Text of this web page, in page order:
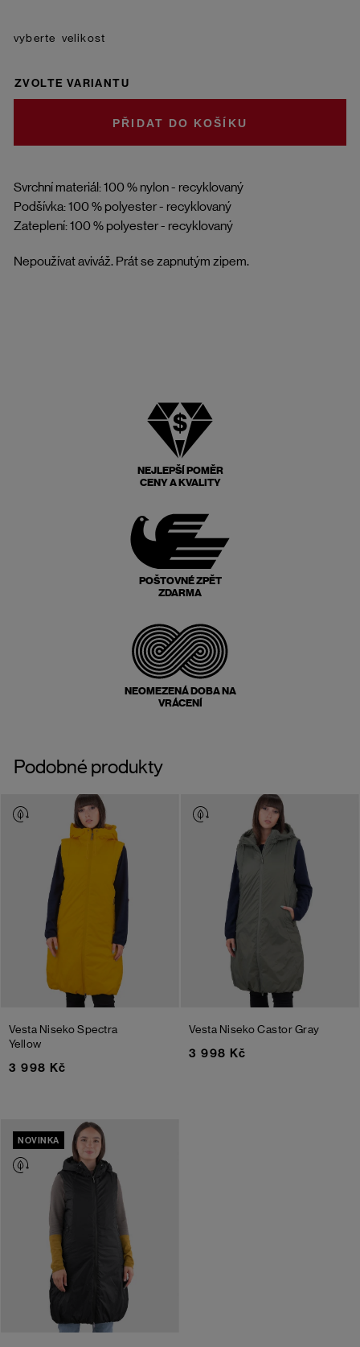
Svrchní materiál: 100 % nylon - recyklovaný
Podšívka: 100 % polyester - recyklovaný
Zateplení: 100 % polyester - recyklovaný
Nepoužívat aviváž. Prát se zapnutým zipem.
velikost
ZVOLTE VARIANTU
DO KOŠÍKU
NEJLEPŠÍ POMĚR
CENY A KVALITY
POŠTOVNÉ ZPĚT
ZDARMA
NEOMEZENÁ DOBA NA
VRÁCENÍ
Podobné produkty
Vesta NisekoSpectra
Yellow
3 998 Kč
Vesta NisekoCastor Gray
3 998 Kč
NOVINKA